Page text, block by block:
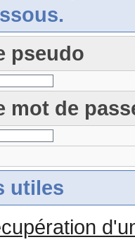
pseudo
mot de
utiles